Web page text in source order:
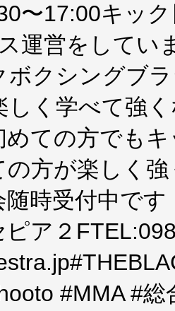
17:00キック
運営をしてい
ボクシングブ
しく学べて強
めての方でも
の方が楽しく
時受付中です
ア２
#MMA #総